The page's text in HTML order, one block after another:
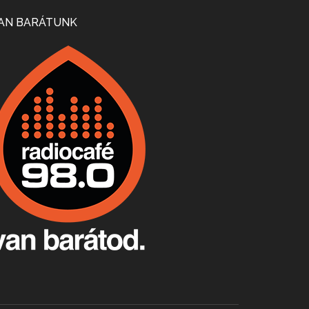
Apr 24, 2026 • 00:38:10
Villány, kékfrankos, Jackfall
Apr 17, 2026 • 00:35:38
Apr 9, 2026 • 00:37:17
BARÁTUNK